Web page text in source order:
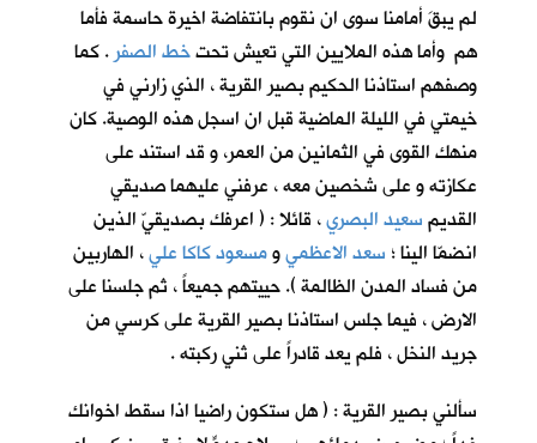
لم يبقَ أمامنا سوى ان نقوم بانتفاضة اخيرة حاسمة فأما
هم وأما هذه الملايين التي تعيش تحتخط الصفر. كما
وصفهم استاذنا الحكيم بصير القرية ، الذي زارني في
خيمتي في الليلة الماضية قبل ان اسجل هذه الوصية. كان
منهك القوى في الثمانين من العمر، و قد استند على
عكازته و على شخصين معه ، عرفني عليهما صديقي
القديمسعيد البصري، قائلا : ( اعرفك بصديقيّ الذين
انضمّا الينا ؛ سعد الاعظميومسعود كاكا علي، الهاربين
من فساد المدن الظالمة ). حييتهم جميعاً ، ثم جلسنا على
الارض ، فيما جلس استاذنا بصير القرية على كرسي من
جريد النخل ، فلم يعد قادراً على ثني ركبته .
سألني بصير القرية : ( هل ستكون راضيا اذا سقط اخوانك